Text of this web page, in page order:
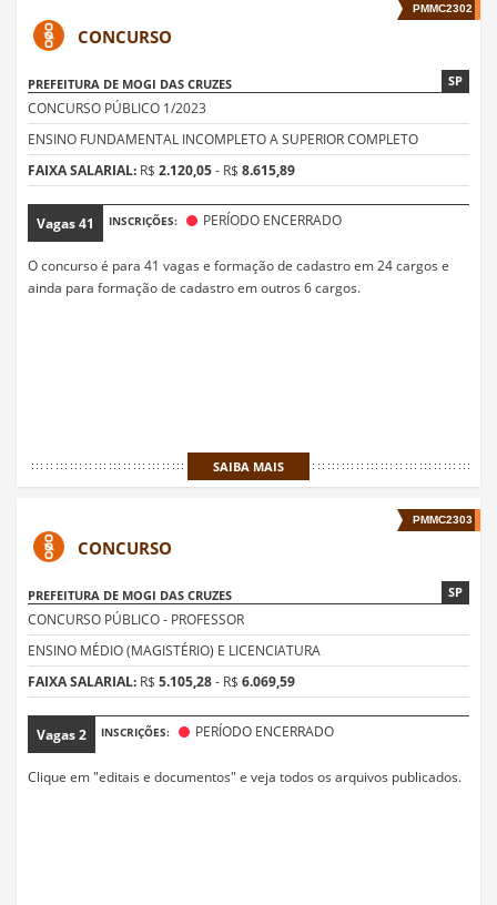
PMMC2302
CONCURSO
PREFEITURA DE MOGI DAS CRUZES SP
CONCURSO PÚBLICO 1/2023
ENSINO FUNDAMENTAL INCOMPLETO A SUPERIOR COMPLETO
FAIXA SALARIAL: R$ 2.120,05- R$ 8.615,89
Vagas41 INSCRIÇÕES: PERÍODO ENCERRADO
O concurso é para 41 vagas e formação de cadastro em 24 cargos e
ainda para formação de cadastro em outros 6 cargos.
SAIBA MAIS
PMMC2303
CONCURSO
PREFEITURA DE MOGI DAS CRUZES SP
CONCURSO PÚBLICO - PROFESSOR
ENSINO MÉDIO (MAGISTÉRIO) E LICENCIATURA
FAIXA SALARIAL: R$ 5.105,28- R$ 6.069,59
Vagas2 INSCRIÇÕES: PERÍODO ENCERRADO
Clique em "editais e documentos" e veja todos os arquivos publicados.